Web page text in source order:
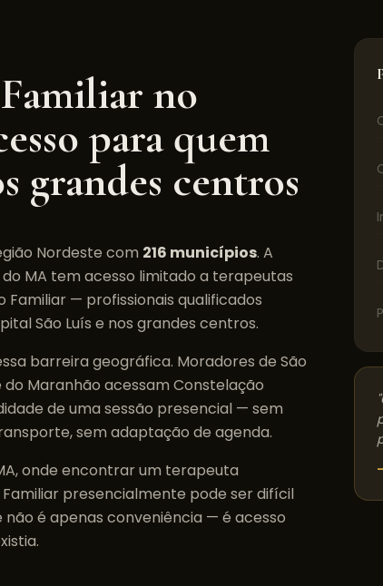
no
para quem
grandes centros
Nordeste com 216 municípios. A
MA tem acesso limitado a terapeutas
Familiar — profissionais qualificados
São Luís e nos grandes centros.
barreira geográfica. Moradores de São
do Maranhão acessam Constelação
de uma sessão presencial — sem
sem adaptação de agenda.
, onde encontrar um terapeuta
presencialmente pode ser difícil
é apenas conveniência — é acesso